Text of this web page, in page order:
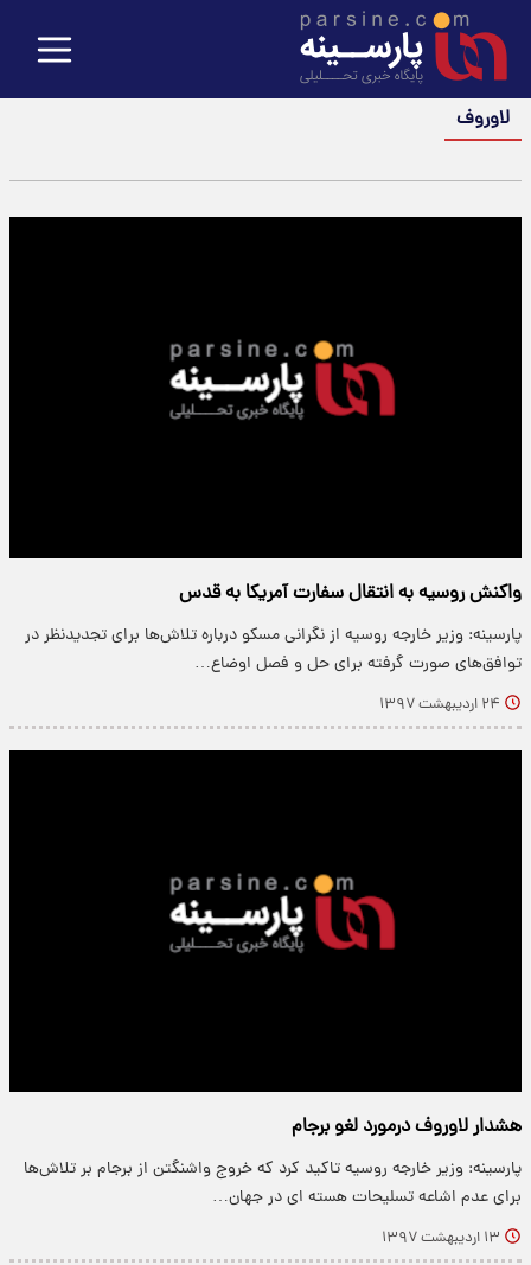
لاوروف
واکنش روسیه به انتقال سفارت آمریکا به قدس
پارسینه: وزیر خارجه روسیه از نگرانی مسکو درباره تلاش‌ها برای تجدیدنظر در
توافق‌های صورت گرفته برای حل و فصل اوضاع…
۲۴ اردیبهشت ۱۳۹۷
هشدار لاوروف درمورد لغو برجام
پارسینه: وزیر خارجه روسیه تاکید کرد که خروج واشنگتن از برجام بر تلاش‌ها
برای عدم اشاعه تسلیحات هسته ای در جهان…
۱۳ اردیبهشت ۱۳۹۷